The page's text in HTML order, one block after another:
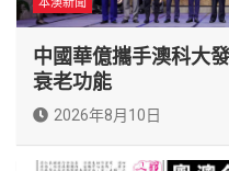
中國華億攜手澳科大
衰老功能
2026年8月10日